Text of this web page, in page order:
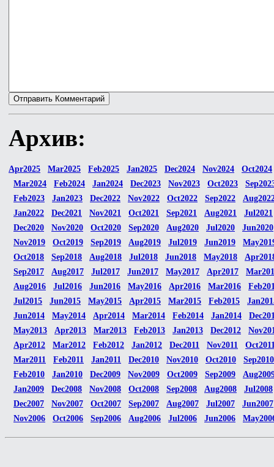
Архив:
Apr2025 Mar2025 Feb2025 Jan2025 Dec2024 Nov2024
Oct2024
Mar2024
Feb2024 Jan2024 Dec2023 Nov2023 Oct2023
Feb2023
Jan2023 Dec2022 Nov2022 Oct2022 Sep2022
Jan2022
Dec2021 Nov2021 Oct2021 Sep2021 Aug2021
Jul2021
Dec2020
Nov2020 Oct2020 Sep2020 Aug2020 Jul2020
Jun2020
Nov2019
Oct2019 Sep2019 Aug2019 Jul2019 Jun2019
Oct2018
Sep2018 Aug2018 Jul2018 Jun2018 May2018
Sep2017
Aug2017 Jul2017 Jun2017 May2017 Apr2017
Aug2016
Jul2016 Jun2016 May2016 Apr2016 Mar2016
Jul2015
Jun2015 May2015 Apr2015 Mar2015 Feb2015
Jun2014
May2014 Apr2014 Mar2014 Feb2014 Jan2014
May2013
Apr2013 Mar2013 Feb2013 Jan2013 Dec2012
Apr2012
Mar2012 Feb2012 Jan2012 Dec2011 Nov2011
Mar2011
Feb2011 Jan2011 Dec2010 Nov2010 Oct2010
Sep2010
Feb2010
Jan2010 Dec2009 Nov2009 Oct2009 Sep2009
Jan2009
Dec2008 Nov2008 Oct2008 Sep2008 Aug2008
Jul2008
Dec2007
Nov2007 Oct2007 Sep2007 Aug2007 Jul2007
Jun2007
Nov2006
Oct2006 Sep2006 Aug2006 Jul2006 Jun2006